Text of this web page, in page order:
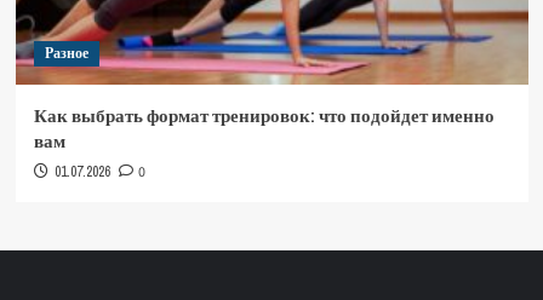
Разное
Как выбрать формат тренировок: что подойдет именно
вам
01.07.2026 0